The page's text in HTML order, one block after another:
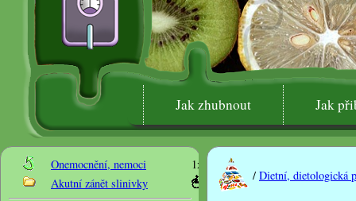
Jak zhubnout Jak
Onemocnění, nemoci
1x Key1
Akutní zánět slinivky
/ Dietní, dietologická